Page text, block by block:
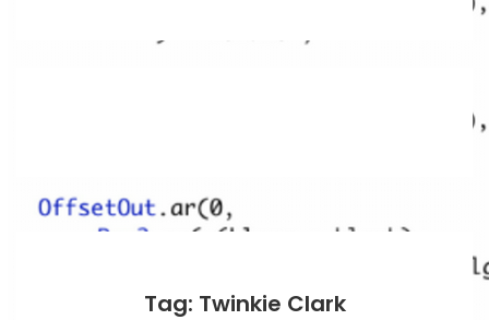
Tag: Twinkie Clark